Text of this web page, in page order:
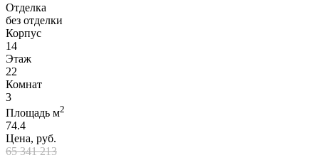
Отделка
без отделки
Корпус
14
Этаж
22
Комнат
3
Площадь м2
74.4
Цена, руб.
65 341 213